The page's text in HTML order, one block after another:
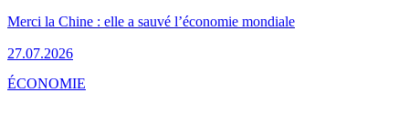
Merci la Chine : elle a sauvé l’économie mondiale
27.07.2026
ÉCONOMIE